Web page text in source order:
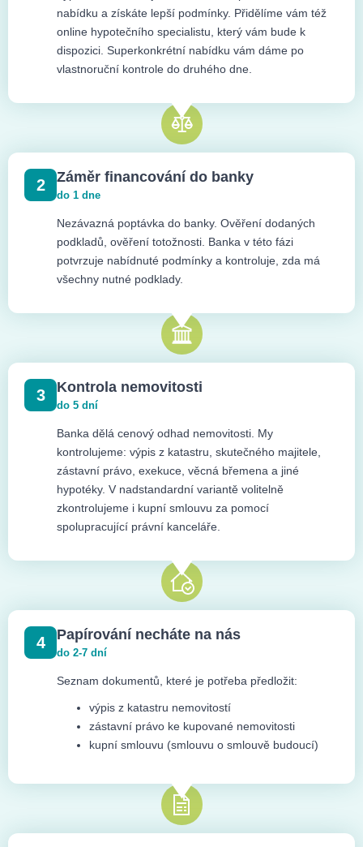
nabídku a získáte lepší podmínky. Přidělíme vám též
online hypotečního specialistu, který vám bude k
dispozici. Superkonkrétní nabídku vám dáme po
vlastnoruční kontrole do druhého dne.
2 Záměr financování do banky
do 1 dne
Nezávazná poptávka do banky. Ověření dodaných
podkladů, ověření totožnosti. Banka v této fázi
potvrzuje nabídnuté podmínky a kontroluje, zda má
všechny nutné podklady.
3 Kontrola nemovitosti
do 5 dní
Banka dělá cenový odhad nemovitosti. My
kontrolujeme: výpis z katastru, skutečného majitele,
zástavní právo, exekuce, věcná břemena a jiné
hypotéky. V nadstandardní variantě volitelně
zkontrolujeme i kupní smlouvu za pomocí
spolupracující právní kanceláře.
4 Papírování necháte na nás
do 2-7 dní
Seznam dokumentů, které je potřeba předložit:
výpis z katastru nemovitostí
zástavní právo ke kupované nemovitosti
kupní smlouvu (smlouvu o smlouvě budoucí)